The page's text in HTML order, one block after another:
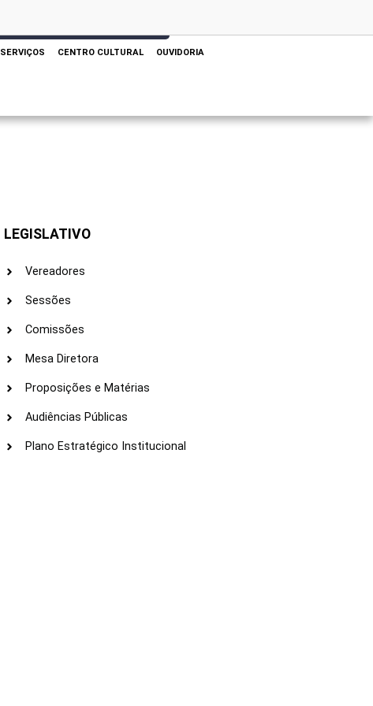
SERVIÇOS CENTRO CULTURAL OUVIDORIA
LEGISLATIVO
Vereadores
Sessões
Comissões
Mesa Diretora
Proposições e Matérias
Audiências Públicas
Plano Estratégico Institucional